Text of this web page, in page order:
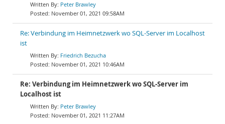
Peter Brawley
November 01, 2021 09:58AM
Re: Verbindung im Heimnetzwerk wo SQL-Server im Localhost
ist
Friedrich Bezucha
November 01, 2021 10:46AM
Re: Verbindung im Heimnetzwerk wo SQL-Server im
Localhost ist
Peter Brawley
November 01, 2021 11:27AM